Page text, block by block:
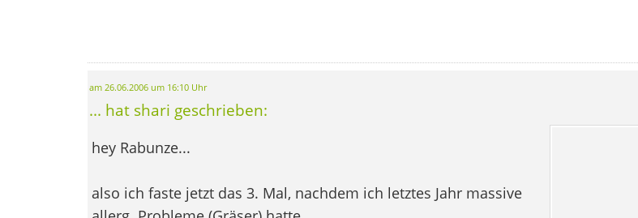
am 26.06.2006 um 16:10 Uhr
... hat shari geschrieben:
hey Rabunze...
also ich faste jetzt das 3. Mal, nachdem ich letztes Jahr massive